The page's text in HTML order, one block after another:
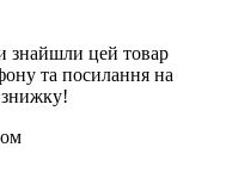
знайшли цей товар
та посилання на